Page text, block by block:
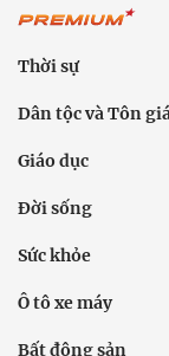
Thời sự
Dân tộc và Tôn
Giáo dục
Đời sống
Sức khỏe
Ô tô xe máy
Bất động sản